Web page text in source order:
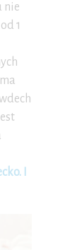
nie
1
I